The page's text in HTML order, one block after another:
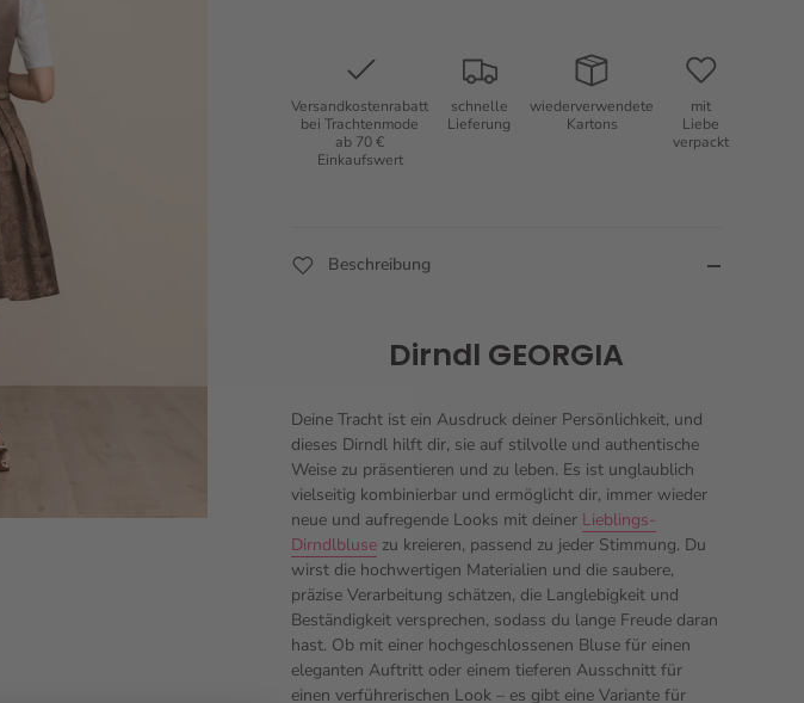
Versandkostenrabatt
bei Trachtenmode
ab 70 €
Einkaufswert
schnelle
Lieferung
wiederverwendete
Kartons
mit
Liebe
verpackt
Beschreibung
Dirndl GEORGIA
Deine Tracht ist ein Ausdruck deiner Persönlichkeit, und
dieses Dirndl hilft dir, sie auf stilvolle und authentische
Weise zu präsentieren und zu leben. Es ist unglaublich
vielseitig kombinierbar und ermöglicht dir, immer wieder
neue und aufregende Looks mit deiner Lieblings-
Dirndlbluse zu kreieren, passend zu jeder Stimmung. Du
wirst die hochwertigen Materialien und die saubere,
präzise Verarbeitung schätzen, die Langlebigkeit und
Beständigkeit versprechen, sodass du lange Freude daran
hast. Ob mit einer hochgeschlossenen Bluse für einen
eleganten Auftritt oder einem tieferen Ausschnitt für
einen verführerischen Look – es gibt eine Variante für